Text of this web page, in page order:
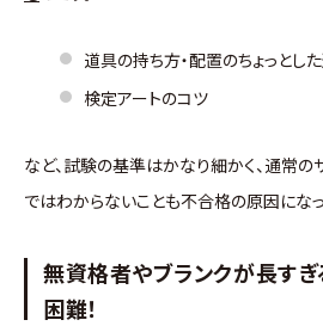
道具の持ち方・配置のちょっとし
検定アートのコツ
など、試験の基準はかなり細かく、通常
ではわからないことも不合格の原因になっ
無資格者やブランクが長す
困難！